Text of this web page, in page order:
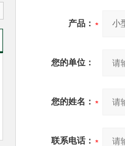
产品：
您的单位：
您的姓名：
联系电话：